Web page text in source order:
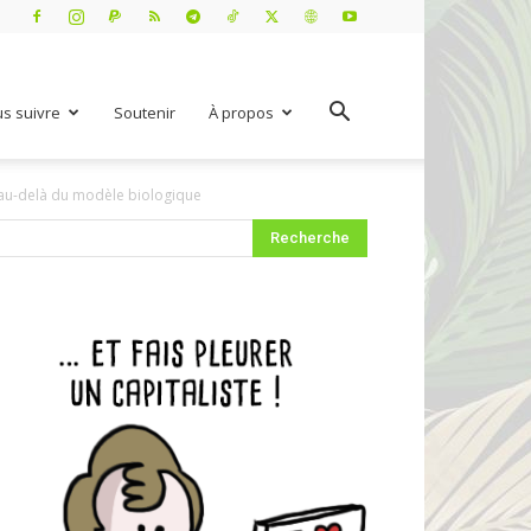
suivre Soutenir À propos
delà du modèle biologique